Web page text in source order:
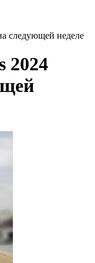
следующей неделе
2024